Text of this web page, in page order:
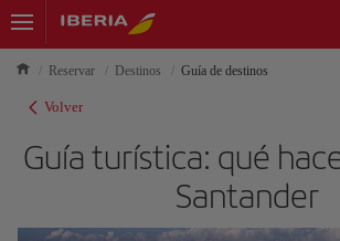
Reservar Destinos Guía de destinos
Volver
Guía turística: qué
Santander